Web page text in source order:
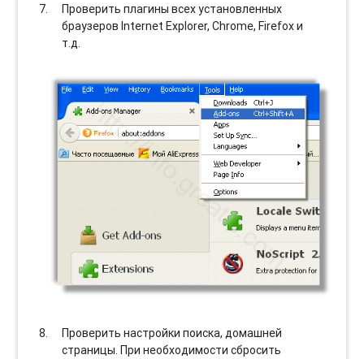
Проверить плагины всех установленных
браузеров Internet Explorer, Chrome, Firefox и
т.д.
Проверить настройки поиска, домашней
страницы. При необходимости сбросить